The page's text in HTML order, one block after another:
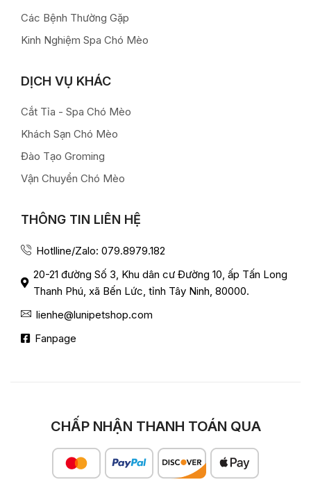
Các Bệnh Thường Gặp
Kinh Nghiệm Spa Chó Mèo
DỊCH VỤ KHÁC
Cắt Tỉa - Spa Chó Mèo
Khách Sạn Chó Mèo
Đào Tạo Groming
Vận Chuyển Chó Mèo
THÔNG TIN LIÊN HỆ
Hotlline/Zalo: 079.8979.182
20-21 đường Số 3, Khu dân cư Đường 10, ấp Tấn Long
Thanh Phú, xã Bến Lức, tỉnh Tây Ninh, 80000.
lienhe@lunipetshop.com
Fanpage
CHẤP NHẬN THANH TOÁN QUA